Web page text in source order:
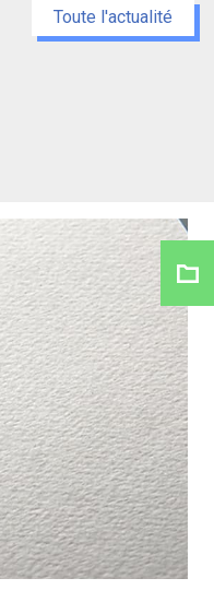
Toute l'actualité